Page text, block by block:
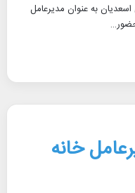
به عنوان مدیرعامل
خانه